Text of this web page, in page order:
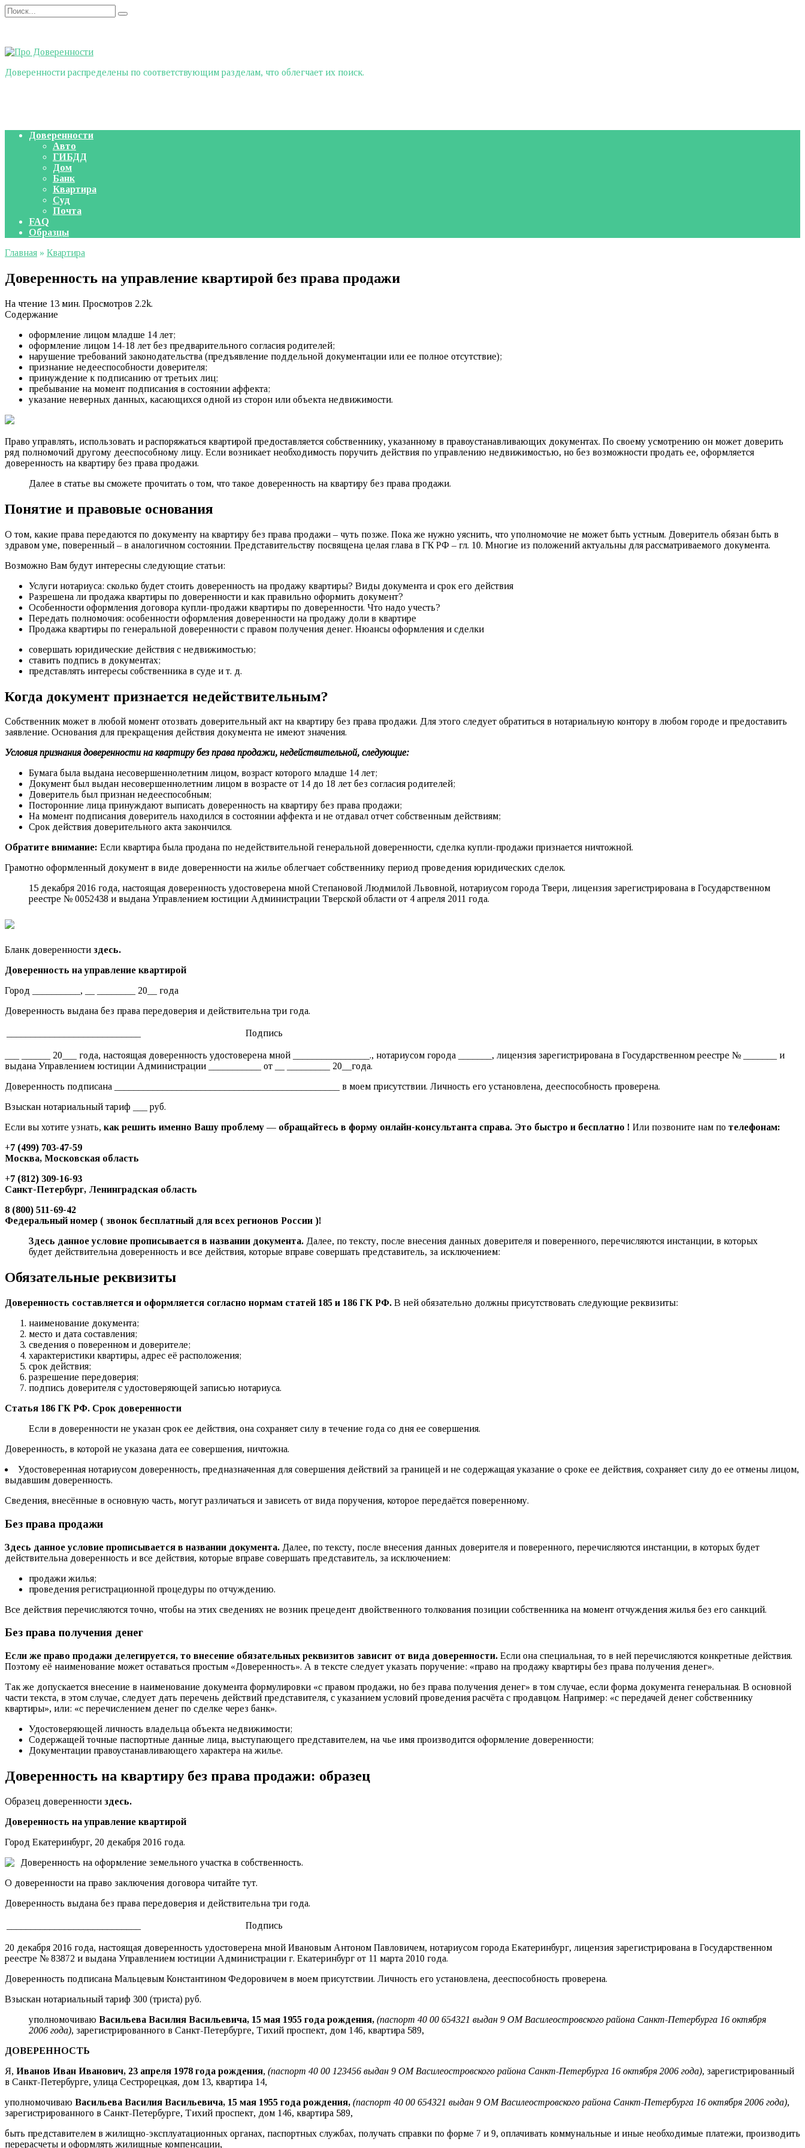
Перейти
к
Search
for:
Доверенности распределены по соответствующим разделам, что облегчает их поиск.
Доверенности
Авто
ГИБДД
Дом
Банк
Квартира
Суд
Почта
FAQ
Образцы
Главная » Квартира
Доверенность на управление квартирой без права продажи
На чтение 13 мин. Просмотров 2.2k.
Содержание
оформление лицом младше 14 лет;
оформление лицом 14-18 лет без предварительного согласия родителей;
нарушение требований законодательства (предъявление поддельной документации или ее полное отсутствие);
признание недееспособности доверителя;
принуждение к подписанию от третьих лиц;
пребывание на момент подписания в состоянии аффекта;
указание неверных данных, касающихся одной из сторон или объекта недвижимости.
Право управлять, использовать и распоряжаться квартирой предоставляется собственнику, указанному в правоустанавливающих документах. По своему усмотрению он может доверить
ряд полномочий другому дееспособному лицу. Если возникает необходимость поручить действия по управлению недвижимостью, но без возможности продать ее, оформляется
доверенность на квартиру без права продажи.
Далее в статье вы сможете прочитать о том, что такое доверенность на квартиру без права продажи.
Понятие и правовые основания
О том, какие права передаются по документу на квартиру без права продажи – чуть позже. Пока же нужно уяснить, что уполномочие не может быть устным. Доверитель обязан быть в
здравом уме, поверенный – в аналогичном состоянии. Представительству посвящена целая глава в ГК РФ – гл. 10. Многие из положений актуальны для рассматриваемого документа.
Возможно Вам будут интересны следующие статьи:
Услуги нотариуса: сколько будет стоить доверенность на продажу квартиры? Виды документа и срок его действия
Разрешена ли продажа квартиры по доверенности и как правильно оформить документ?
Особенности оформления договора купли-продажи квартиры по доверенности. Что надо учесть?
Передать полномочия: особенности оформления доверенности на продажу доли в квартире
Продажа квартиры по генеральной доверенности с правом получения денег. Нюансы оформления и сделки
совершать юридические действия с недвижимостью;
ставить подпись в документах;
представлять интересы собственника в суде и т. д.
Когда документ признается недействительным?
Собственник может в любой момент отозвать доверительный акт на квартиру без права продажи. Для этого следует обратиться в нотариальную контору в любом городе и предоставить
заявление. Основания для прекращения действия документа не имеют значения.
Условия признания доверенности на квартиру без права продажи, недействительной, следующие:
Бумага была выдана несовершеннолетним лицом, возраст которого младше 14 лет;
Документ был выдан несовершеннолетним лицом в возрасте от 14 до 18 лет без согласия родителей;
Доверитель был признан недееспособным;
Посторонние лица принуждают выписать доверенность на квартиру без права продажи;
На момент подписания доверитель находился в состоянии аффекта и не отдавал отчет собственным действиям;
Срок действия доверительного акта закончился.
Обратите внимание: Если квартира была продана по недействительной генеральной доверенности, сделка купли-продажи признается ничтожной.
Грамотно оформленный документ в виде доверенности на жилье облегчает собственнику период проведения юридических сделок.
15 декабря 2016 года, настоящая доверенность удостоверена мной Степановой Людмилой Львовной, нотариусом города Твери, лицензия зарегистрирована в Государственном
реестре № 0052438 и выдана Управлением юстиции Администрации Тверской области от 4 апреля 2011 года.
Бланк доверенности здесь.
Доверенность на управление квартирой
Город __________, __ ________ 20__ года
Доверенность выдана без права передоверия и действительна три года.
Подпись
___ ______ 20___ года, настоящая доверенность удостоверена мной ________________., нотариусом города _______, лицензия зарегистрирована в Государственном реестре № _______ и
выдана Управлением юстиции Администрации ___________ от __ _________ 20__года.
Доверенность подписана _______________________________________________ в моем присутствии. Личность его установлена, дееспособность проверена.
Взыскан нотариальный тариф ___ руб.
Если вы хотите узнать, как решить именно Вашу проблему — обращайтесь в форму онлайн-консультанта справа. Это быстро и бесплатно ! Или позвоните нам по телефонам:
+7 (499) 703-47-59
Москва, Московская область
+7 (812) 309-16-93
Санкт-Петербург, Ленинградская область
8 (800) 511-69-42
Федеральный номер ( звонок бесплатный для всех регионов России )!
Здесь данное условие прописывается в названии документа. Далее, по тексту, после внесения данных доверителя и поверенного, перечисляются инстанции, в которых
будет действительна доверенность и все действия, которые вправе совершать представитель, за исключением:
Обязательные реквизиты
Доверенность составляется и оформляется согласно нормам статей 185 и 186 ГК РФ. В ней обязательно должны присутствовать следующие реквизиты:
наименование документа;
место и дата составления;
сведения о поверенном и доверителе;
характеристики квартиры, адрес её расположения;
срок действия;
разрешение передоверия;
подпись доверителя с удостоверяющей записью нотариуса.
Статья 186 ГК РФ. Срок доверенности
Если в доверенности не указан срок ее действия, она сохраняет силу в течение года со дня ее совершения.
Доверенность, в которой не указана дата ее совершения, ничтожна.
Удостоверенная нотариусом доверенность, предназначенная для совершения действий за границей и не содержащая указание о сроке ее действия, сохраняет силу до ее отмены лицом,
выдавшим доверенность.
Сведения, внесённые в основную часть, могут различаться и зависеть от вида поручения, которое передаётся поверенному.
Без права продажи
Здесь данное условие прописывается в названии документа. Далее, по тексту, после внесения данных доверителя и поверенного, перечисляются инстанции, в которых будет
действительна доверенность и все действия, которые вправе совершать представитель, за исключением:
продажи жилья;
проведения регистрационной процедуры по отчуждению.
Все действия перечисляются точно, чтобы на этих сведениях не возник прецедент двойственного толкования позиции собственника на момент отчуждения жилья без его санкций.
Без права получения денег
Если же право продажи делегируется, то внесение обязательных реквизитов зависит от вида доверенности. Если она специальная, то в ней перечисляются конкретные действия.
Поэтому её наименование может оставаться простым «Доверенность». А в тексте следует указать поручение: «право на продажу квартиры без права получения денег».
Так же допускается внесение в наименование документа формулировки «с правом продажи, но без права получения денег» в том случае, если форма документа генеральная. В основной
части текста, в этом случае, следует дать перечень действий представителя, с указанием условий проведения расчёта с продавцом. Например: «с передачей денег собственнику
квартиры», или: «с перечислением денег по сделке через банк».
Удостоверяющей личность владельца объекта недвижимости;
Содержащей точные паспортные данные лица, выступающего представителем, на чье имя производится оформление доверенности;
Документации правоустанавливающего характера на жилье.
Доверенность на квартиру без права продажи: образец
Образец доверенности здесь.
Доверенность на управление квартирой
Город Екатеринбург, 20 декабря 2016 года.
Доверенность на оформление земельного участка в собственность.
О доверенности на право заключения договора читайте тут.
Доверенность выдана без права передоверия и действительна три года.
Подпись
20 декабря 2016 года, настоящая доверенность удостоверена мной Ивановым Антоном Павловичем, нотариусом города Екатеринбург, лицензия зарегистрирована в Государственном
реестре № 83872 и выдана Управлением юстиции Администрации г. Екатеринбург от 11 марта 2010 года.
Доверенность подписана Мальцевым Константином Федоровичем в моем присутствии. Личность его установлена, дееспособность проверена.
Взыскан нотариальный тариф 300 (триста) руб.
уполномочиваю Васильева Василия Васильевича, 15 мая 1955 года рождения, (паспорт 40 00 654321 выдан 9 ОМ Василеостровского района Санкт-Петербурга 16 октября
2006 года), зарегистрированного в Санкт-Петербурге, Тихий проспект, дом 146, квартира 589,
ДОВЕРЕННОСТЬ
Я, Иванов Иван Иванович, 23 апреля 1978 года рождения, (паспорт 40 00 123456 выдан 9 ОМ Василеостровского района Санкт-Петербурга 16 октября 2006 года), зарегистрированный
в Санкт-Петербурге, улица Сестрорецкая, дом 13, квартира 14,
уполномочиваю Васильева Василия Васильевича, 15 мая 1955 года рождения, (паспорт 40 00 654321 выдан 9 ОМ Василеостровского района Санкт-Петербурга 16 октября 2006 года),
зарегистрированного в Санкт-Петербурге, Тихий проспект, дом 146, квартира 589,
быть представителем в жилищно-эксплуатационных органах, паспортных службах, получать справки по форме 7 и 9, оплачивать коммунальные и иные необходимые платежи, производить
перерасчеты и оформлять жилищные компенсации,